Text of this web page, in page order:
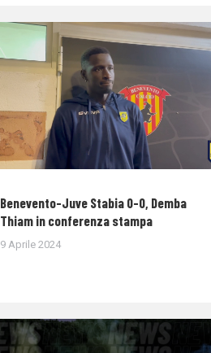
Benevento-Juve Stabia 0-0, Demba
Thiam in conferenza stampa
9 Aprile 2024